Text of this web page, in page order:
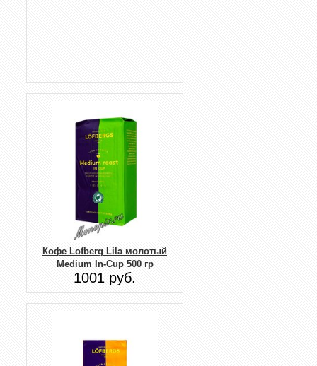
Кофе Lofberg Lila молотый
Medium In-Cup 500 гр
1001 руб.